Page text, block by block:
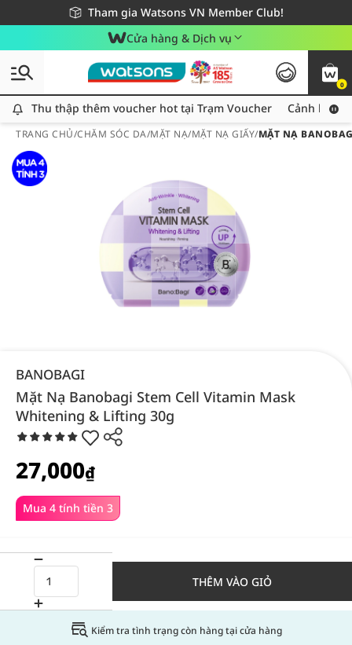
Tham gia Watsons VN Member Club!
Miễn phí giao hàng cho đơn hàng từ 249,000Đ
Giao hàng nhanh 24h - Áp dụng khu vực TP. Hồ Chí Minh
Cửa hàng & Dịch vụ
0
Thu thập thêm voucher hot tại Trạm Voucher
Thu thập thêm voucher hot tại Trạm Voucher Cảnh báo
TRANG CHỦ/CHĂM SÓC DA/MẶT NẠ/MẶT NẠ GIẤY/MẶT NẠ
BANOBAGI
Mặt Nạ Banobagi Stem Cell Vitamin Mask
Whitening & Lifting 30g
Mua 4 tính tiền 3
27,000₫
THÊM VÀO GIỎ
Kiểm tra tình trạng còn hàng tại cửa hàng